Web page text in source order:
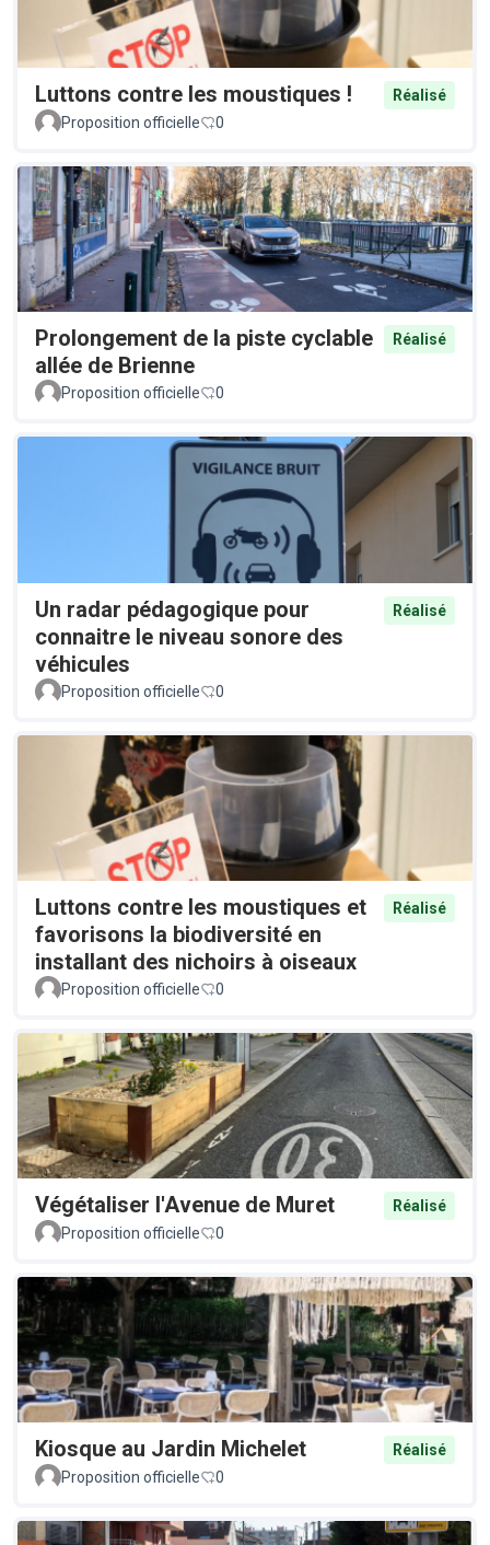
Luttons contre les moustiques !
Réalisé
Proposition officielle
0
Prolongement de la piste cyclable
allée de Brienne
Réalisé
Proposition officielle 0
Un radar pédagogique pour
connaitre le niveau sonore des
véhicules
Réalisé
Proposition officielle 0
Luttons contre les moustiques et
favorisons la biodiversité en
installant des nichoirs à oiseaux
Réalisé
Proposition officielle 0
Végétaliser l'Avenue de Muret
Réalisé
Proposition officielle
0
Kiosque au Jardin Michelet
Réalisé
Proposition officielle
0